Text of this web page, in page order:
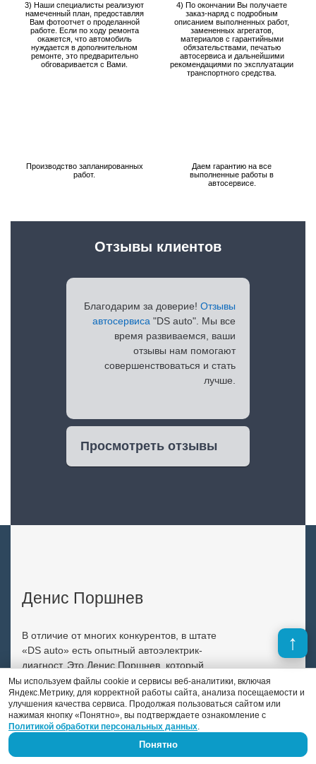
3) Наши специалисты реализуют
намеченный план, предоставляя
Вам фотоотчет о проделанной
работе. Если по ходу ремонта
окажется, что автомобиль
нуждается в дополнительном
ремонте, это предварительно
обговаривается с Вами.
4) По окончании Вы получаете
заказ-наряд с подробным
описанием выполненных работ,
замененных агрегатов,
материалов с гарантийными
обязательствами, печатью
автосервиса и дальнейшими
рекомендациями по эксплуатации
транспортного средства.
Производство запланированных
работ.
Даем гарантию на все
выполненные работы в
автосервисе.
Благодарим за доверие! Отзывы
автосервиса "DS auto". Мы все
время развиваемся, ваши
отзывы нам помогают
совершенствоваться и стать
лучше.
Просмотреть отзывы
Отзывы клиентов
Денис Поршнев
В отличие от многих конкурентов, в штате
«DS auto» есть опытный автоэлектрик-
диагност. Это Денис Поршнев, который
занимается автоэлектрикой уже 9 лет.
Previous
Мы используем файлы cookie и сервисы веб-аналитики, включая
Яндекс.Метрику, для корректной работы сайта, анализа посещаемости и
улучшения качества сервиса. Продолжая пользоваться сайтом или
нажимая кнопку «Понятно», вы подтверждаете ознакомление с
Политикой обработки персональных данных.
Понятно